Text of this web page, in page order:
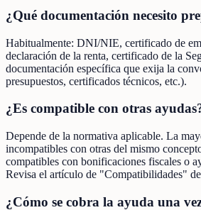
¿Qué documentación necesito
Habitualmente: DNI/NIE, certificado de
declaración de la renta, certificado de la
documentación específica que exija la
presupuestos, certificados técnicos, etc.).
¿Es compatible con otras
Depende de la normativa aplicable. La
incompatibles con otras del mismo
compatibles con bonificaciones fiscales o
Revisa el artículo de "Compatibilidades"
¿Cómo se cobra la ayuda una